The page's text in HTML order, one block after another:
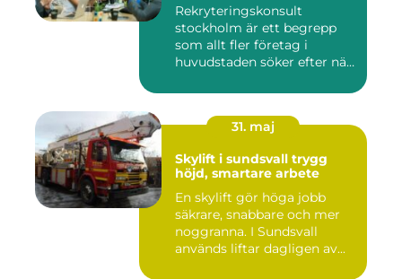
Rekryteringskonsult
stockholm är ett begrepp
som allt fler företag i
huvudstaden söker efter när
31. maj
Skylift i sundsvall trygg
höjd, smartare arbete
En skylift gör höga jobb
säkrare, snabbare och mer
noggranna. I Sundsvall
används liftar dagligen av...